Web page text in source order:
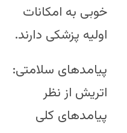
خوبی به امکانات
اولیه پزشکی دارند.
پیامدهای سلامتی:
اتریش از نظر
پیامدهای کلی